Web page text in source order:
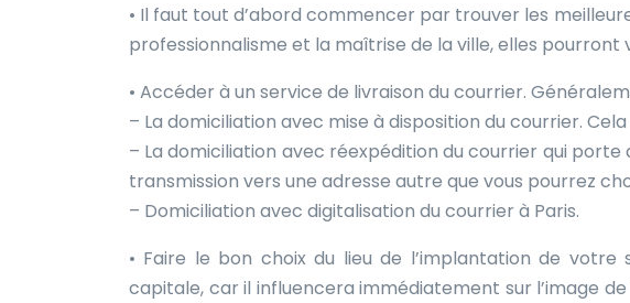
• Il faut tout d’abord commencer par trouver les
professionnalisme et la maîtrise de la ville, elles pourront
• Accéder à un service de livraison du courrier.
– La domiciliation avec mise à disposition du courrier.
– La domiciliation avec réexpédition du courrier qui
transmission vers une adresse autre que vous pourrez
– Domiciliation avec digitalisation du courrier à Paris.
• Faire le bon choix du lieu de l’implantation de votre
capitale, car il influencera immédiatement sur l’image